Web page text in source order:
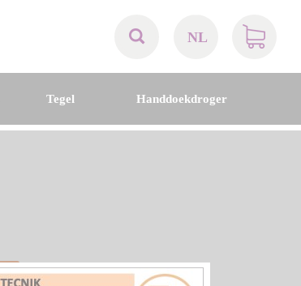
NL
BE
DK
Tegel Handdoekdroger